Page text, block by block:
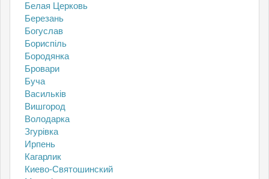
Белая Церковь
Березань
Богуслав
Бориспіль
Бородянка
Бровари
Буча
Васильків
Вишгород
Володарка
Згурівка
Ирпень
Кагарлик
Киево-Святошинский